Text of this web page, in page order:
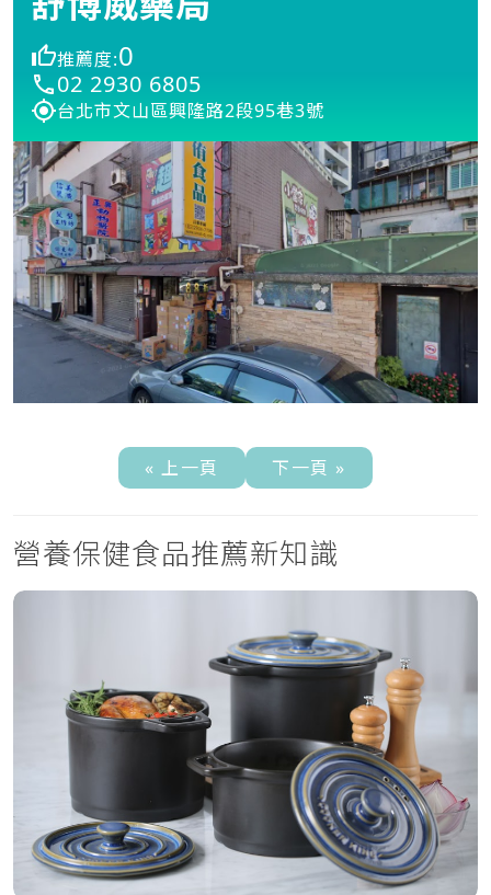
推薦度:0
02 2930 6805
台北市文山區興隆路2段95巷3號
« 上一頁 下一頁 »
營養保健食品推薦新知識